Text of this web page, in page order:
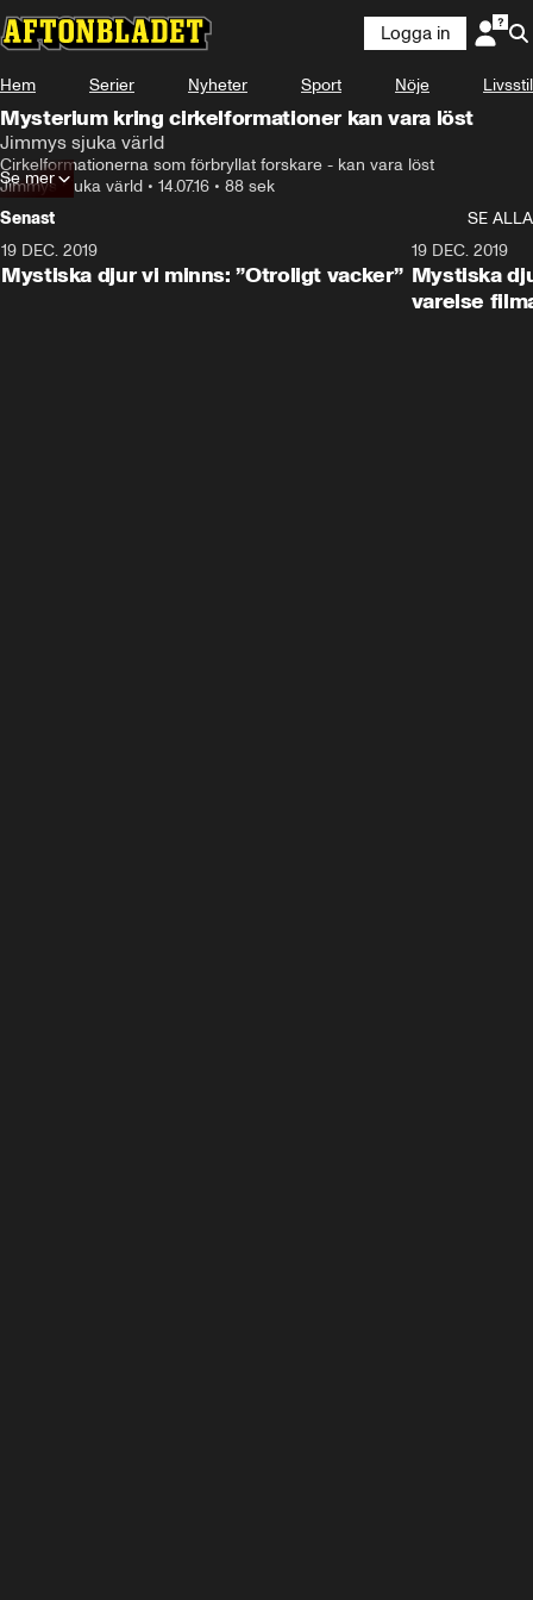
Logga in
Hem Serier Nyheter Sport Nöje Livsstil
Mysterium kring cirkelformationer kan vara löst
Jimmys sjuka värld
Cirkelformationerna som förbryllat forskare - kan vara löst
Jimmys sjuka värld • 14.07.16 • 88 sek
Se mer
Senast
SE ALLA
19 DEC. 2019
Mystiska djur vi minns: ”Otroligt vacker”
19 DEC. 2019
Mystiska
varelse